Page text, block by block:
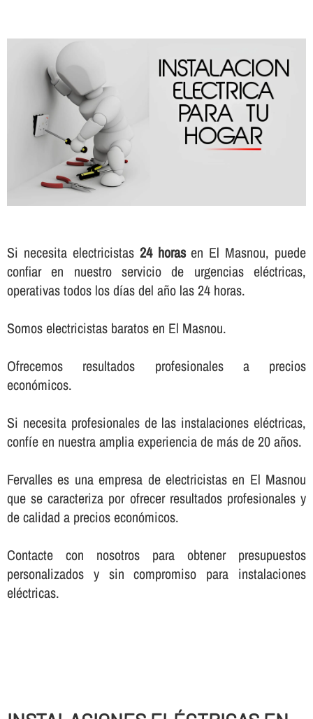
Si necesita electricistas 24 horasen El Masnou, puede
confiar en nuestro servicio de urgencias eléctricas,
operativas todos los dí­as del año las 24 horas.
Somos electricistas baratos en El Masnou.
Ofrecemos resultados profesionales a precios
económicos.
Si necesita profesionales de las instalaciones eléctricas,
confí­e en nuestra amplia experiencia de más de 20 años.
Fervalles es una empresa de electricistas en El Masnou
que se caracteriza por ofrecer resultados profesionales y
de calidad a precios económicos.
Contacte con nosotros para obtener presupuestos
personalizados y sin compromiso para instalaciones
eléctricas.